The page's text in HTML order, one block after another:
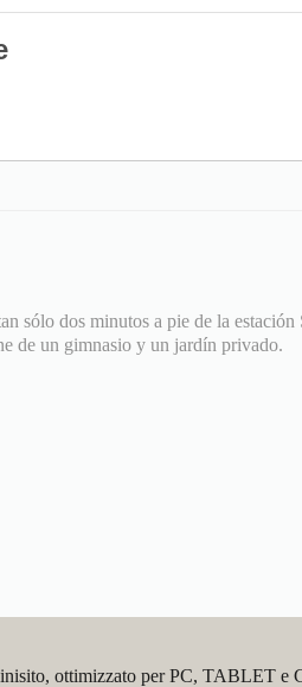
sólo dos minutos a pie de la
de un gimnasio y un jardín privado.
ottimizzato per PC, TABLET